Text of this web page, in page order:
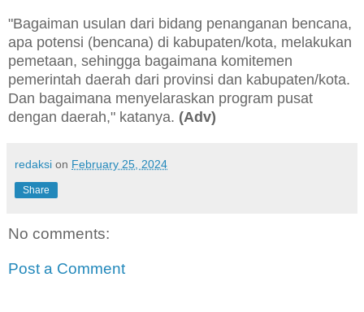
"Bagaiman usulan dari bidang penanganan bencana,
apa potensi (bencana) di kabupaten/kota, melakukan
pemetaan, sehingga bagaimana komitemen
pemerintah daerah dari provinsi dan kabupaten/kota.
Dan bagaimana menyelaraskan program pusat
dengan daerah," katanya. (Adv)
redaksi on February 25, 2024
Share
No comments:
Post a Comment